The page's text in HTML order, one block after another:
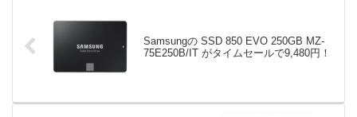
Samsungの SSD 850 EVO 250GB MZ-
75E250B/IT がタイムセールで9,480円！